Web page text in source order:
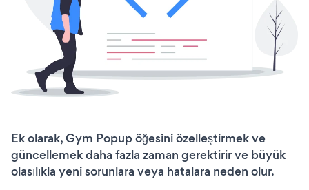
Ek olarak, Gym Popup öğesini özelleştirmek ve
güncellemek daha fazla zaman gerektirir ve büyük
olasılıkla yeni sorunlara veya hatalara neden olur.